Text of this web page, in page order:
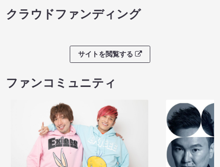
クラウドファンディング
サイトを閲覧する
ファンコミュニティ